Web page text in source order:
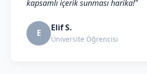
kapsamlı içerik sunması harika!"
E Elif S.
Üniversite Öğrencisi